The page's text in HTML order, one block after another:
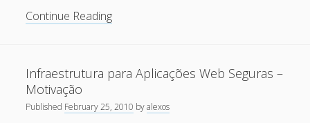
February 2012
November 2011
September 2011
Continue ReadingInfraestrutura
Seguras
1
Infraestrutura para Aplicações Web Seguras –
Motivação
Published February 25, 2010 byalexos